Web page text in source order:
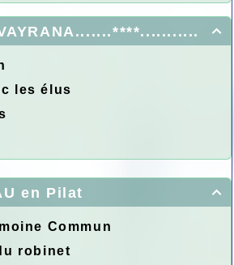

les élus

en Pilat
Commun
robinet